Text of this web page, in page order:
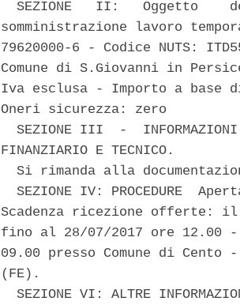
SEZIONE   II:   Oggetto
somministrazione lavoro
79620000-6 - Codice NUTS:
Comune di S.Giovanni in
Iva esclusa - Importo a
Oneri sicurezza: zero
SEZIONE III  -
FINANZIARIO E TECNICO.
Si rimanda alla
SEZIONE IV: PROCEDURE
Scadenza ricezione offerte:
fino al 28/07/2017 ore
09.00 presso Comune di
(FE).
SEZIONE VI: ALTRE